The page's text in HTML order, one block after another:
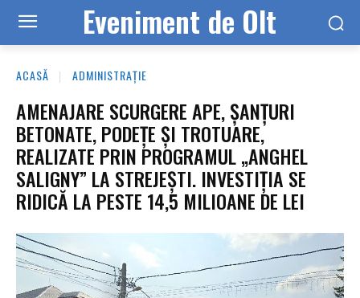
Eveniment de Olt
ACASĂ ADMINISTRAȚIE
AMENAJARE SCURGERE APE, ȘANȚURI
BETONATE, PODEȚE ȘI TROTUARE,
REALIZATE PRIN PROGRAMUL „ANGHEL
SALIGNY” LA STREJEȘTI. INVESTIȚIA SE
RIDICĂ LA PESTE 14,5 MILIOANE DE LEI